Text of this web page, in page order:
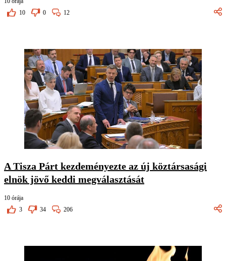
10
0 12
A Tisza Párt kezdeményezte az új köztársasági
elnök jövő keddi megválasztását
10 órája
3
34 206